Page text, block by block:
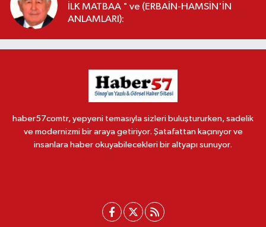
İLK MATBAA " ve (ERBAİN-HAMSİN'İN
ANLAMLARI):
haber57comtr, yepyeni temasıyla sizleri buluştururken, sadelik
ve modernizmi bir araya getiriyor. Şatafattan kaçınıyor ve
insanlara haber okuyabilecekleri bir altyapı sunuyor.